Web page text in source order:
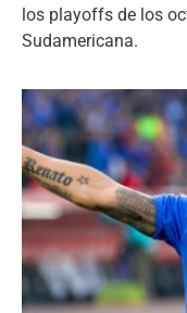
los playoffs de los
Sudamericana.